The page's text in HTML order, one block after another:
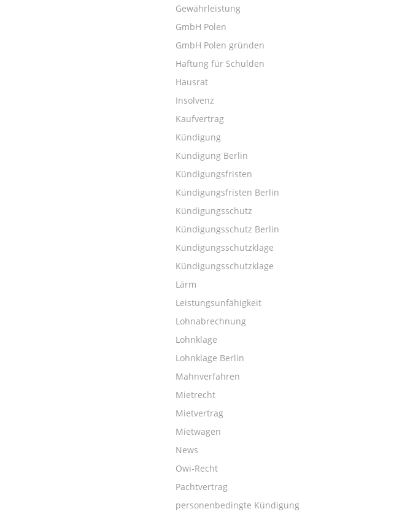
Gewährleistung
GmbH Polen
GmbH Polen gründen
Haftung für Schulden
Hausrat
Insolvenz
Kaufvertrag
Kündigung
Kündigung Berlin
Kündigungsfristen
Kündigungsfristen Berlin
Kündigungsschutz
Kündigungsschutz Berlin
Kündigungsschutzklage
Kündigungsschutzklage
Lärm
Leistungsunfähigkeit
Lohnabrechnung
Lohnklage
Lohnklage Berlin
Mahnverfahren
Mietrecht
Mietvertrag
Mietwagen
News
Owi-Recht
Pachtvertrag
personenbedingte Kündigung